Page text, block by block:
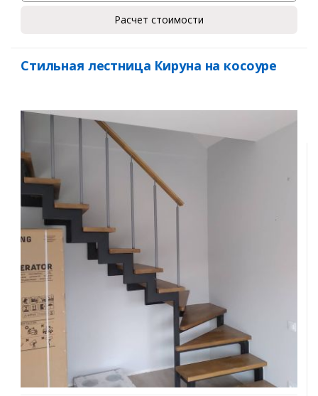
Расчет стоимости
Стильная лестница Кируна на косоуре